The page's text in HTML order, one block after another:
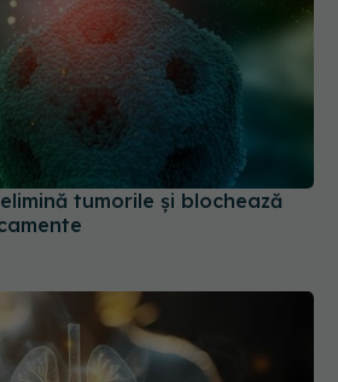
tumorile și blochează